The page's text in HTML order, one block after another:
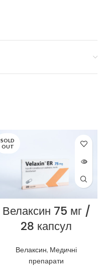
SOLD
OUT
Велаксин 75 мг /
28 капсул
Велаксин, Медичні
препарати